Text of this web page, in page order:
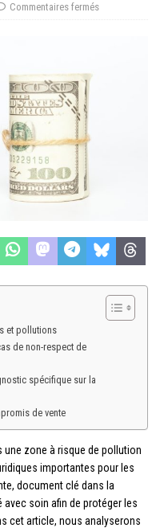
Commentaires fermés
et pollutions
de non-respect de
spécifique sur la
de vente
une zone à risque de pollution
importantes pour les
document clé dans la
soin afin de protéger les
cet article, nous analyserons